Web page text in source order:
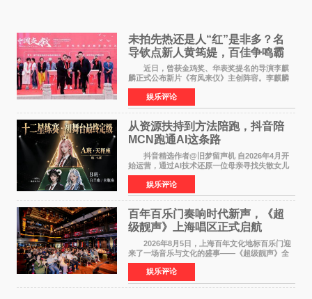
未拍先热还是人“红”是非多？名
导钦点新人黄筠媞，百佳争鸣霸
气回应
近日，曾获金鸡奖、华表奖提名的导演李麒
麟正式公布新片《有凤来仪》主创阵容。李麒麟
早年凭电影《华容道》获得金鸡奖、华表奖提
名，此后长期参与国内外电影制作，其担任制片
人参与的作品亦曾
娱乐评论
从资源扶持到方法陪跑，抖音陪
MCN跑通AI这条路
抖音精选作者@旧梦留声机 自2026年4月开
始运营，通过AI技术还原一位母亲寻找失散女儿
的故事，凭借强情感表达获得大量用户关注，发
布仅21小时便获得超1亿曝光、超1000万互动。
此后，账号持续沿
娱乐评论
百年百乐门奏响时代新声，《超
级靓声》上海唱区正式启航
2026年8月5日，上海百年文化地标百乐门迎
来了一场音乐与文化的盛事——《超级靓声》全
国励志音乐公益节目上海唱区新闻发布会暨启动
仪式在此隆重举行。各界领导、嘉宾与媒体朋友
齐聚一堂，共同
娱乐评论